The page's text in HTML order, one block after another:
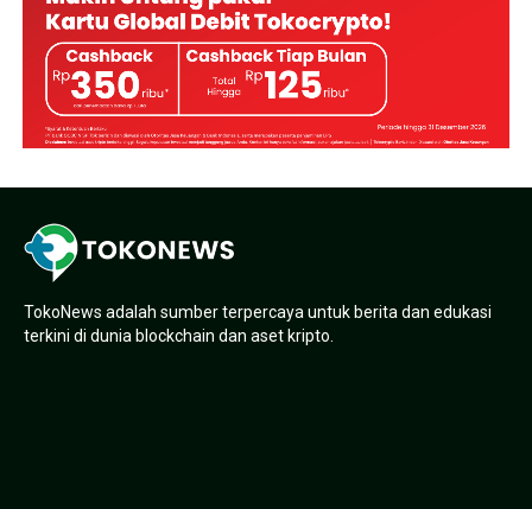
TokoNews adalah sumber terpercaya untuk berita dan edukasi
terkini di dunia blockchain dan aset kripto.